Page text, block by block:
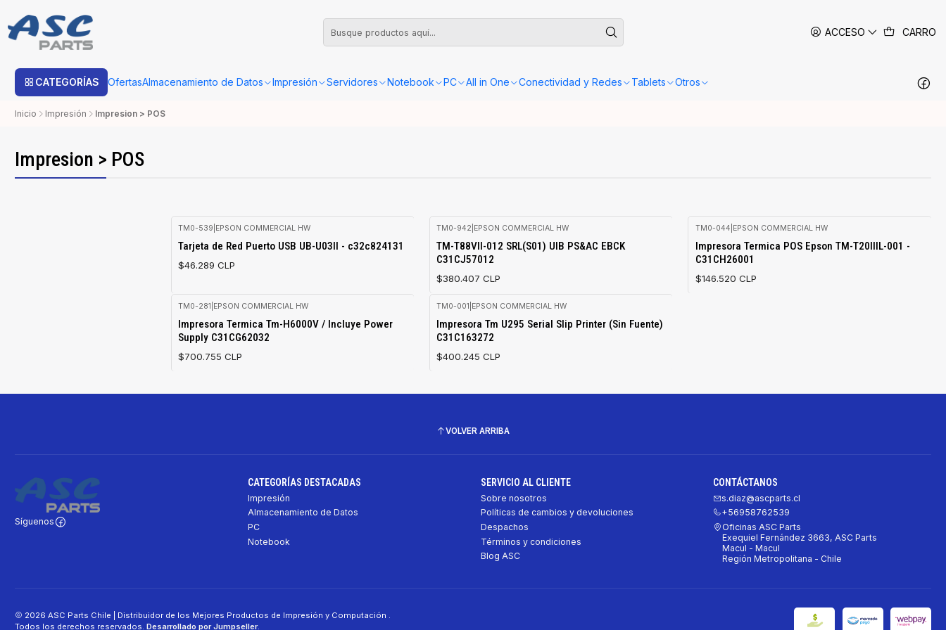
ACCESO CARRO
CATEGORÍAS OfertasAlmacenamiento de Datos Impresión Servidores Notebook PC All in One Conectividad y Redes Tablets Otros
Estimado cliente: Una vez su compra sea procesada con Boleta o Factura, la confirmación de retiro o envío se gestionará dentro de las siguientes 24-48 horas hábiles en Santiago.
Inicio Impresión Impresion > POS
Impresion > POS
TM0-539 EPSON COMMERCIAL HW
Tarjeta de Red Puerto USB UB-U03II - c32c824131
$46.289 CLP
TM0-942 EPSON COMMERCIAL HW
TM-T88VII-012 SRL(S01) UIB PS&AC EBCK
C31CJ57012
$380.407 CLP
TM0-044 EPSON COMMERCIAL HW
Impresora Termica POS Epson TM-T20IIIL-001 -
C31CH26001
$146.520 CLP
TM0-281 EPSON COMMERCIAL HW
Impresora Termica Tm-H6000V / Incluye Power
Supply C31CG62032
$700.755 CLP
TM0-001 EPSON COMMERCIAL HW
Impresora Tm U295 Serial Slip Printer (Sin Fuente)
C31C163272
$400.245 CLP
VOLVER ARRIBA
Síguenos
CATEGORÍAS DESTACADAS
Impresión
Almacenamiento de Datos
PC
Notebook
SERVICIO AL CLIENTE
Sobre nosotros
Políticas de cambios y devoluciones
Despachos
Términos y condiciones
Blog ASC
CONTÁCTANOS
s.diaz@ascparts.cl
+56958762539
Oficinas ASC Parts
Exequiel Fernández 3663, ASC Parts
Macul - Macul
Región Metropolitana - Chile
2026 ASC Parts Chile | Distribuidor de los Mejores Productos de Impresión y Computación .
Todos los derechos reservados. Desarrollado por Jumpseller.